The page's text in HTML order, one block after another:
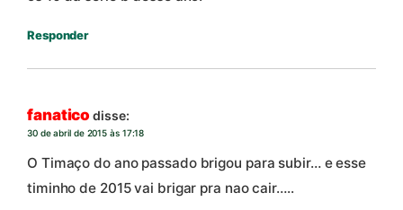
Responder
fanatico disse:
30 de abril de 2015 às 17:18
O Timaço do ano passado brigou para subir… e esse
timinho de 2015 vai brigar pra nao cair…..